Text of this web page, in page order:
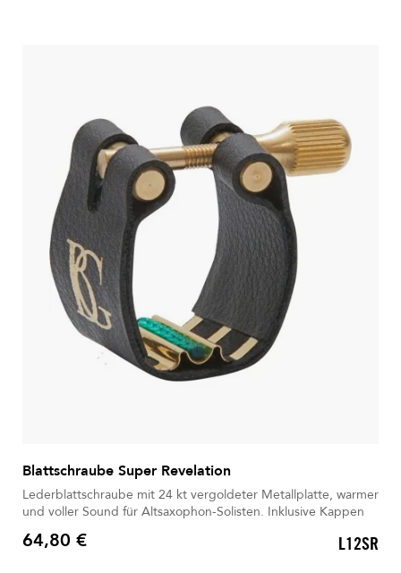
Blattschraube Super Revelation
Lederblattschraube mit 24 kt vergoldeter Metallplatte, warmer
und voller Sound für Altsaxophon-Solisten. Inklusive Kappen
Preis
64,80 € L12SR